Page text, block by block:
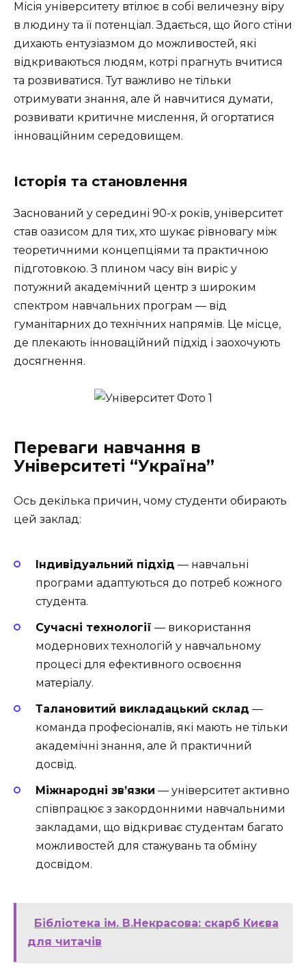
Місія університету втілює в собі величезну віру
в людину та її потенціал. Здається, що його стіни
дихають ентузіазмом до можливостей, які
відкриваються людям, котрі прагнуть вчитися
та розвиватися. Тут важливо не тільки
отримувати знання, але й навчитися думати,
розвивати критичне мислення, й огортатися
інноваційним середовищем.
Історія та становлення
Заснований у середині 90-х років, університет
став оазисом для тих, хто шукає рівновагу між
теоретичними концепціями та практичною
підготовкою. З плином часу він виріс у
потужний академічний центр з широким
спектром навчальних програм — від
гуманітарних до технічних напрямів. Це місце,
де плекають інноваційний підхід і заохочують
досягнення.
Переваги навчання в
Університеті “Україна”
Ось декілька причин, чому студенти обирають
цей заклад:
Індивідуальний підхід — навчальні
програми адаптуються до потреб кожного
студента.
Сучасні технології — використання
модернових технологій у навчальному
процесі для ефективного освоєння
матеріалу.
Талановитий викладацький склад —
команда професіоналів, які мають не тільки
академічні знання, але й практичний
досвід.
Міжнародні зв’язки — університет активно
співпрацює з закордонними навчальними
закладами, що відкриває студентам багато
можливостей для стажувань та обміну
досвідом.
Бібліотека ім. В.Некрасова: скарб Києва
для читачів